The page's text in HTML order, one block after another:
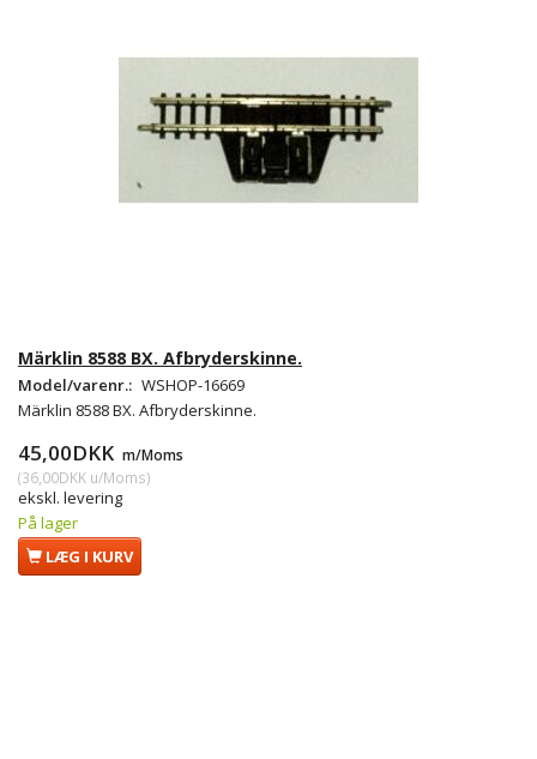
Märklin 8588 BX. Afbryderskinne.
Model/varenr.: WSHOP-16669
Märklin 8588 BX. Afbryderskinne.
45,00DKK m/Moms
(36,00DKK u/Moms)
ekskl. levering
På lager
LÆG I KURV